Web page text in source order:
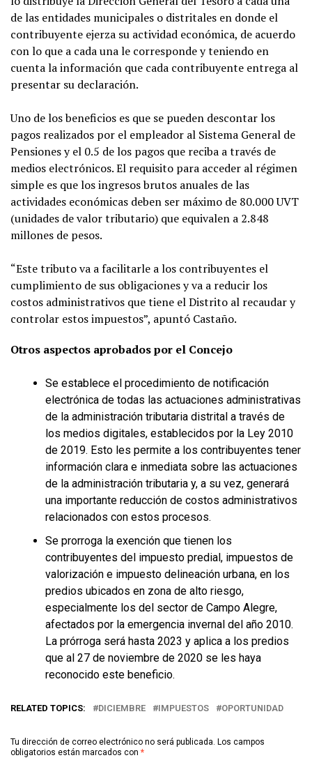
de las entidades municipales o distritales en donde el
contribuyente ejerza su actividad económica, de acuerdo
con lo que a cada una le corresponde y teniendo en
cuenta la información que cada contribuyente entrega al
presentar su declaración.
Uno de los beneficios es que se pueden descontar los
pagos realizados por el empleador al Sistema General de
Pensiones y el 0.5 de los pagos que reciba a través de
medios electrónicos. El requisito para acceder al régimen
simple es que los ingresos brutos anuales de las
actividades económicas deben ser máximo de 80.000 UVT
(unidades de valor tributario) que equivalen a 2.848
millones de pesos.
“Este tributo va a facilitarle a los contribuyentes el
cumplimiento de sus obligaciones y va a reducir los
costos administrativos que tiene el Distrito al recaudar y
controlar estos impuestos”, apuntó Castaño.
Otros aspectos aprobados por el Concejo
Se establece el procedimiento de notificación
electrónica de todas las actuaciones administrativas
de la administración tributaria distrital a través de
los medios digitales, establecidos por la Ley 2010
de 2019. Esto les permite a los contribuyentes tener
información clara e inmediata sobre las actuaciones
de la administración tributaria y, a su vez, generará
una importante reducción de costos administrativos
relacionados con estos procesos.
Se prorroga la exención que tienen los
contribuyentes del impuesto predial, impuestos de
valorización e impuesto delineación urbana, en los
predios ubicados en zona de alto riesgo,
especialmente los del sector de Campo Alegre,
afectados por la emergencia invernal del año 2010.
La prórroga será hasta 2023 y aplica a los predios
que al 27 de noviembre de 2020 se les haya
reconocido este beneficio.
RELATED TOPICS: DICIEMBRE IMPUESTOS OPORTUNIDAD
Tu dirección de correo electrónico no será publicada. Los campos
obligatorios están marcados con *